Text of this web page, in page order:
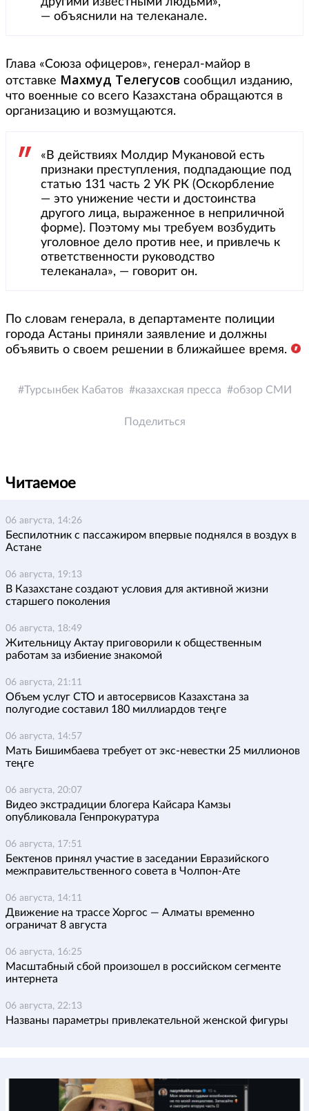
— объяснили на телеканале.
Глава «Союза офицеров», генерал-майор в
отставке Махмуд Телегусов сообщил изданию,
что военные со всего Казахстана обращаются в
организацию и возмущаются.
«В действиях Молдир Мукановой есть
признаки преступления, подпадающие под
статью 131 часть 2 УК РК (Оскорбление
— это унижение чести и достоинства
другого лица, выраженное в неприличной
форме). Поэтому мы требуем возбудить
уголовное дело против нее, и привлечь к
ответственности руководство
телеканала», — говорит он.
По словам генерала, в департаменте полиции
города Астаны приняли заявление и должны
объявить о своем решении в ближайшее время.
Турсынбек Кабатов казахская пресса обзор СМИ
Поделиться
Читаемое
06 августа, 14:26
Беспилотник с пассажиром впервые поднялся в воздух в
Астане
06 августа, 19:13
В Казахстане создают условия для активной жизни
старшего поколения
06 августа, 18:49
Жительницу Актау приговорили к общественным
работам за избиение знакомой
06 августа, 21:11
Объем услуг СТО и автосервисов Казахстана за
полугодие составил 180 миллиардов теңге
06 августа, 14:57
Мать Бишимбаева требует от экс-невестки 25 миллионов
теңге
06 августа, 20:07
Видео экстрадиции блогера Кайсара Камзы
опубликовала Генпрокуратура
06 августа, 17:51
Бектенов принял участие в заседании Евразийского
межправительственного совета в Чолпон-Ате
06 августа, 14:11
Движение на трассе Хоргос — Алматы временно
ограничат 8 августа
06 августа, 16:25
Масштабный сбой произошел в российском сегменте
интернета
06 августа, 22:13
Названы параметры привлекательной женской фигуры